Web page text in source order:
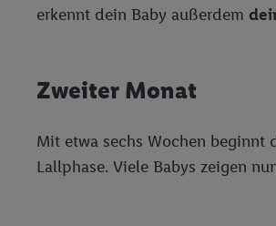
erkennt dein Baby außerdem
Zweiter Monat
Mit etwa sechs Wochen beginnt
Lallphase. Viele Babys zeigen